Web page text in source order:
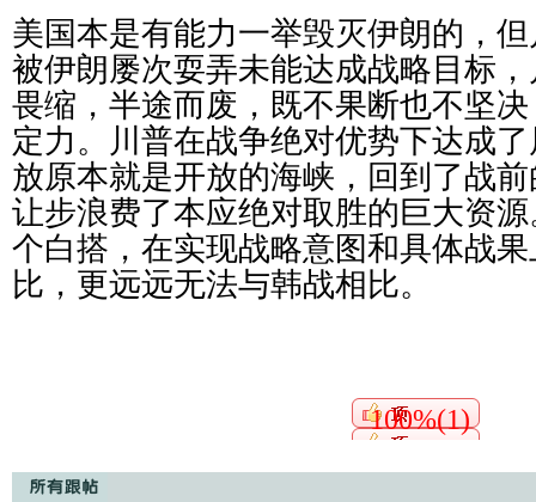
美国本是有能力一举毁灭伊朗的，
被伊朗屡次耍弄未能达成战略目标
畏缩，半途而废，既不果断也不坚
定力。川普在战争绝对优势下达成
放原本就是开放的海峡， 回到了战
让步浪费了本应绝对取胜的巨大资
个白搭，在实现战略意图和具体战
比，更远远无法与韩战相比。
100%(1)